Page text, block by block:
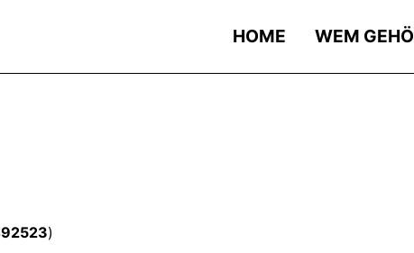
HOME WEM
)